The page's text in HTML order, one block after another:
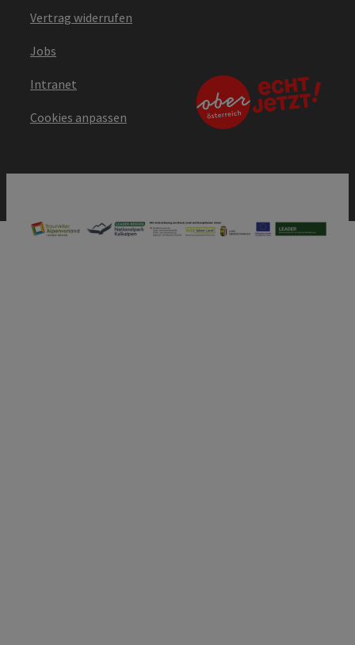
Vertrag widerrufen
Jobs
Intranet
Cookies anpassen